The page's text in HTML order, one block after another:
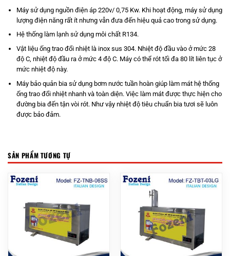
Máy sử dụng nguồn điện áp 220v/ 0,75 Kw. Khi hoạt động, máy sử dụng
lượng điện năng rất ít nhưng vẫn đưa đến hiệu quả cao trong sử dụng.
Hệ thống làm lạnh sử dụng môi chất R134.
Vật liệu ống trao đổi nhiệt là inox sus 304. Nhiệt độ đầu vào ở mức 28
độ C, nhiệt độ đầu ra ở mức 4 độ C. Máy có thể rót tối đa 80 lít liên tục ở
mức nhiệt độ này.
Máy bảo quản bia sử dụng bơm nước tuần hoàn giúp làm mát hệ thống
ống trao đổi nhiệt nhanh và toàn diện. Việc làm mát được thực hiện cho
đường bia đến tận vòi rót. Như vậy nhiệt độ tiêu chuẩn bia tươi sẽ luôn
được bảo đảm.
SẢN PHẨM TƯƠNG TỰ